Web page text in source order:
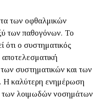
των οφθαλμικών
των παθογόνων. Το
ότι ο συστηματικός
αποτελεσματική
συστηματικών και των
Η καλύτερη ενημέρωση
των λοιμωδών νοσημάτων